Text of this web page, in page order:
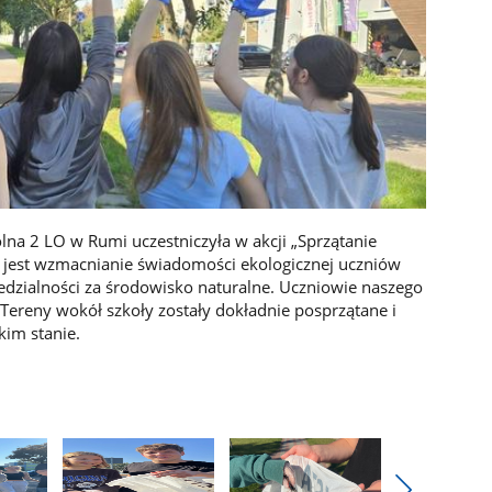
2 LO w Rumi uczestniczyła w akcji „Sprzątanie
wzmacnianie świadomości ekologicznej uczniów
za środowisko naturalne. Uczniowie naszego
wokół szkoły zostały dokładnie posprzątane i
stanie.